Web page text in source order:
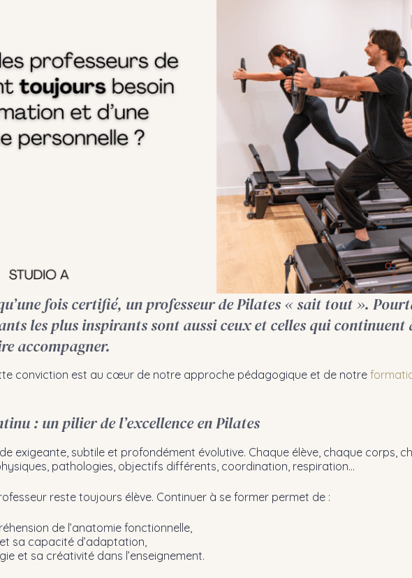
fois certifié, un professeur de Pilates « sait tout ».
les plus inspirants sont aussi ceux et celles qui continuent
accompagner.
conviction est au cœur de notre approche pédagogique et de notre
: un pilier de l’excellence en Pilates
exigeante, subtile et profondément évolutive. Chaque élève, chaque corps,
pathologies, objectifs différents, coordination, respiration…
reste toujours élève. Continuer à se former permet de :
de l’anatomie fonctionnelle,
sa capacité d’adaptation,
et sa créativité dans l’enseignement.